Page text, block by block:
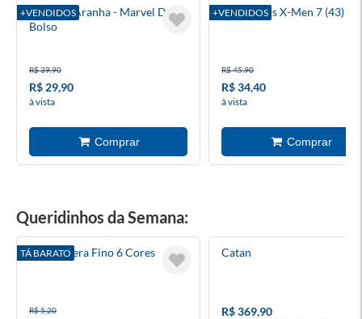
+VENDIDOS
Homem-Aranha - Marvel De
Bolso
R$ 39,90
R$ 29,90
à vista
+VENDIDOS
A Saga Dos X-Men 7 (43)
R$ 45,90
R$ 34,40
à vista
Queridinhos da Semana:
TÁ BARATO
Giz De Cera Fino 6 Cores
R$ 5,20
Catan
R$ 369,90